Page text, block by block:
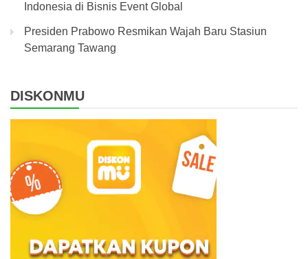
Indonesia di Bisnis Event Global
Presiden Prabowo Resmikan Wajah Baru Stasiun
Semarang Tawang
DISKONMU